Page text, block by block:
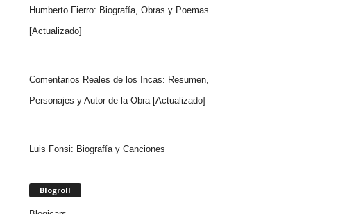
Humberto Fierro: Biografía, Obras y Poemas
[Actualizado]
Comentarios Reales de los Incas: Resumen,
Personajes y Autor de la Obra [Actualizado]
Luis Fonsi: Biografía y Canciones
Blogroll